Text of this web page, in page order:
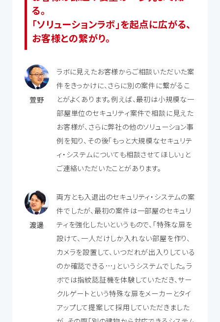
る。
「ソリューションラボ」を起点に広がる、
お客様との繋がり。
萱野
ラボに見えたお客様からご相談いただいた案
件をきっかけに、さらに別の案件に繋がるこ
とがよくあります。例えば、最初は小規模な一
部屋単位のセキュリティ案件で相談に見えた
お客様が、さらに弊社の他のソリューション事
例を知り、その後「もっと大規模なセキュリテ
ィ・システムについても相談させてほしい」と
ご連絡いただいたことがあります。
渡邊
両方とも入退出のセキュリティ・システムの案
件でしたが、最初の案件は一部屋のセキュリ
ティを強化したいというもので、「特殊な扉を
設けて、一人だけしか入れない部屋を作り、
カメラを設置して、いつだれが出入りしている
のか確認できる…」というシステムでした。ラ
ボでは指紋認証機を体験していただき、サー
クルゲートという特殊な扉をメーカーとタイ
アップして提案して採用していただきました